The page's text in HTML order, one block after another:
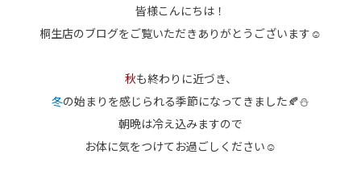
皆様こんにちは！
桐生店のブログをご覧いただきありがとうございます☺
秋も終わりに近づき、
冬の始まりを感じられる季節になってきました🍂⛄
朝晩は冷え込みますので
お体に気をつけてお過ごしください☺